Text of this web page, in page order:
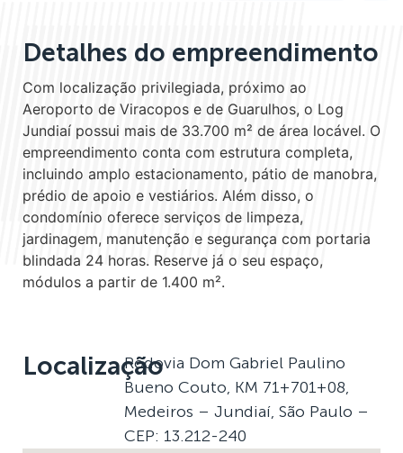
Detalhes do empreendimento
Com localização privilegiada, próximo ao
Aeroporto de Viracopos e de Guarulhos, o Log
Jundiaí possui mais de 33.700 m² de área locável. O
empreendimento conta com estrutura completa,
incluindo amplo estacionamento, pátio de manobra,
prédio de apoio e vestiários. Além disso, o
condomínio oferece serviços de limpeza,
jardinagem, manutenção e segurança com portaria
blindada 24 horas. Reserve já o seu espaço,
módulos a partir de 1.400 m².
LocalizaçãoRodovia Dom Gabriel Paulino
Bueno Couto, KM 71+701+08,
Medeiros – Jundiaí, São Paulo –
CEP: 13.212-240